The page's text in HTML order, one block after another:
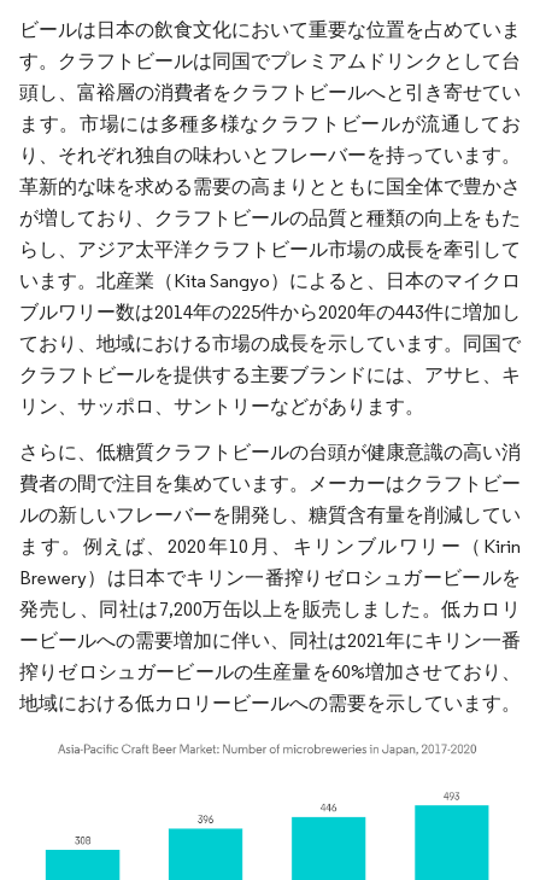
ビールは日本の飲食文化において重要な位置を占めていま
す。クラフトビールは同国でプレミアムドリンクとして台
頭し、富裕層の消費者をクラフトビールへと引き寄せてい
ます。市場には多種多様なクラフトビールが流通してお
り、それぞれ独自の味わいとフレーバーを持っています。
革新的な味を求める需要の高まりとともに国全体で豊かさ
が増しており、クラフトビールの品質と種類の向上をもた
らし、アジア太平洋クラフトビール市場の成長を牽引して
います。北産業（Kita Sangyo）によると、日本のマイクロ
ブルワリー数は2014年の225件から2020年の443件に増加し
ており、地域における市場の成長を示しています。同国で
クラフトビールを提供する主要ブランドには、アサヒ、キ
リン、サッポロ、サントリーなどがあります。
さらに、低糖質クラフトビールの台頭が健康意識の高い消
費者の間で注目を集めています。メーカーはクラフトビー
ルの新しいフレーバーを開発し、糖質含有量を削減してい
ます。例えば、2020年10月、キリンブルワリー（Kirin
Brewery）は日本でキリン一番搾りゼロシュガービールを
発売し、同社は7,200万缶以上を販売しました。低カロリ
ービールへの需要増加に伴い、同社は2021年にキリン一番
搾りゼロシュガービールの生産量を60%増加させており、
地域における低カロリービールへの需要を示しています。